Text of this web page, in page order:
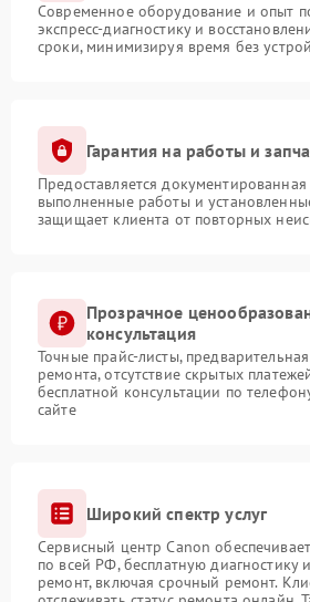
Современное оборудование и опыт
экспресс-диагностику и
сроки, минимизируя время без
Гарантия на работы и
Предоставляется
выполненные работы и
защищает клиента от повторных
Прозрачное
консультация
Точные прайс-листы,
ремонта, отсутствие скрытых
бесплатной консультации по
сайте
Широкий спектр услуг
Сервисный центр Canon
по всей РФ, бесплатную диагностику
ремонт, включая срочный ремонт.